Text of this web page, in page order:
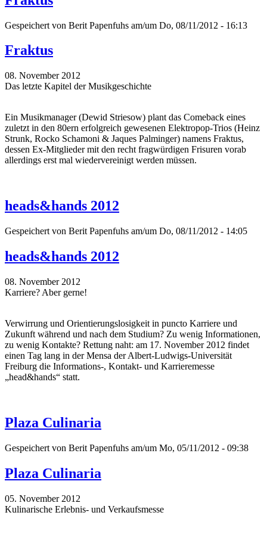
Gespeichert von Berit Papenfuhs am/um Do, 08/11/2012 - 16:13
Fraktus
08. November 2012
Das letzte Kapitel der Musikgeschichte
Ein Musikmanager (Dewid Striesow) plant das Comeback eines
zuletzt in den 80ern erfolgreich gewesenen Elektropop-Trios (Heinz
Strunk, Rocko Schamoni & Jaques Palminger) namens Fraktus,
dessen Ex-Mitglieder mit den recht fragwürdigen Frisuren vorab
allerdings erst mal wiedervereinigt werden müssen.
heads&hands 2012
Gespeichert von Berit Papenfuhs am/um Do, 08/11/2012 - 14:05
heads&hands 2012
08. November 2012
Karriere? Aber gerne!
Verwirrung und Orientierungslosigkeit in puncto Karriere und
Zukunft während und nach dem Studium? Zu wenig Informationen,
zu wenig Kontakte? Rettung naht: am 17. November 2012 findet
einen Tag lang in der Mensa der Albert-Ludwigs-Universität
Freiburg die Informations-, Kontakt- und Karrieremesse
„head&hands“ statt.
Plaza Culinaria
Gespeichert von Berit Papenfuhs am/um Mo, 05/11/2012 - 09:38
Plaza Culinaria
05. November 2012
Kulinarische Erlebnis- und Verkaufsmesse